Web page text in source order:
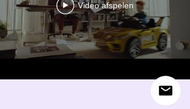
Video afspelen